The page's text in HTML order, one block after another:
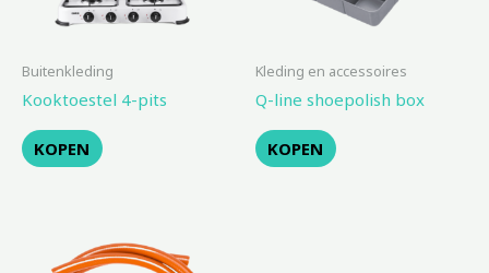
Buitenkleding
Kooktoestel 4-pits
KOPEN
Kleding en accessoires
Q-line shoepolish box
KOPEN